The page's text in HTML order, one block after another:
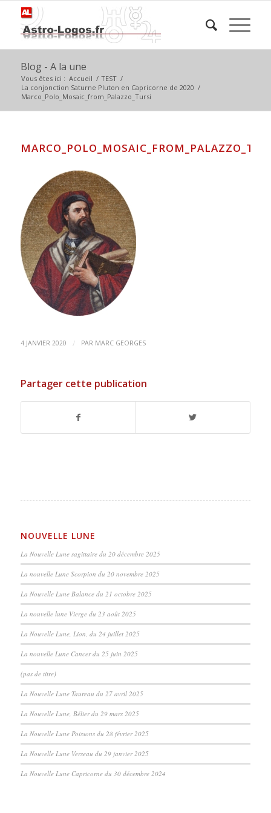
Blog - A la une
Vous êtes ici : Accueil / TEST /
La conjonction Saturne Pluton en Capricorne de 2020 /
Marco_Polo_Mosaic_from_Palazzo_Tursi
4 JANVIER 2020 / PAR MARC GEORGES
Partager cette publication
NOUVELLE LUNE
La Nouvelle Lune sagittaire du 20 décembre 2025
La nouvelle Lune Scorpion du 20 novembre 2025
La Nouvelle Lune Balance du 21 octobre 2025
La nouvelle lune Vierge du 23 août 2025
La Nouvelle Lune, Lion, du 24 juillet 2025
La nouvelle Lune Cancer du 25 juin 2025
(pas de titre)
La Nouvelle Lune Taureau du 27 avril 2025
La Nouvelle Lune, Bélier du 29 mars 2025
La Nouvelle Lune Poissons du 28 février 2025
La Nouvelle Lune Verseau du 29 janvier 2025
La Nouvelle Lune Capricorne du 30 décembre 2024